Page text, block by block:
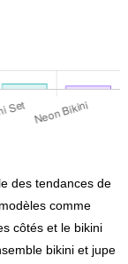
des tendances de
comme
côtés et le bikini
bikini et jupe